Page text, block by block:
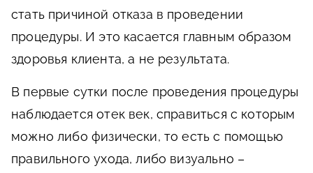
стать причиной отказа в проведении
процедуры. И это касается главным образом
здоровья клиента, а не результата.
В первые сутки после проведения процедуры
наблюдается отек век, справиться с которым
можно либо физически, то есть с помощью
правильного ухода, либо визуально –